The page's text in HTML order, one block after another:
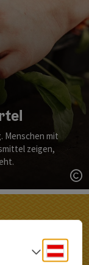
Menschen mit
zeigen,